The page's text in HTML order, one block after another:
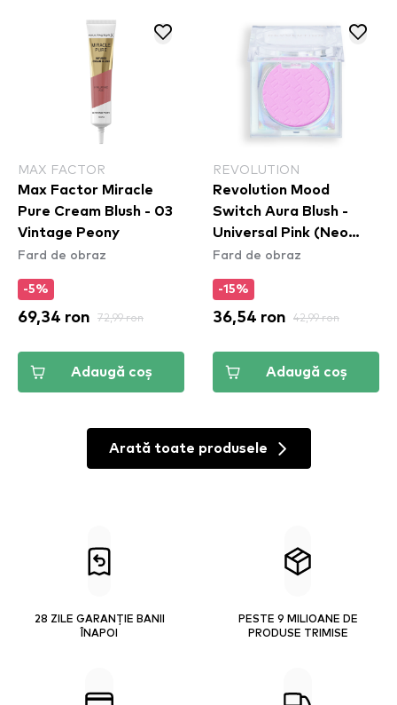
MAX FACTOR
Max Factor Miracle
Pure Cream Blush - 03
Vintage Peony
Fard de obraz
-5%
69,34 ron 72,99 ron
Adaugă coș
REVOLUTION
Revolution Mood
Switch Aura Blush -
Universal Pink (Neo
Pink)
Fard de obraz
-15%
36,54 ron 42,99 ron
Adaugă coș
Arată toate produsele
28 ZILE GARANȚIE BANII
ÎNAPOI
PESTE 9 MILIOANE DE
PRODUSE TRIMISE